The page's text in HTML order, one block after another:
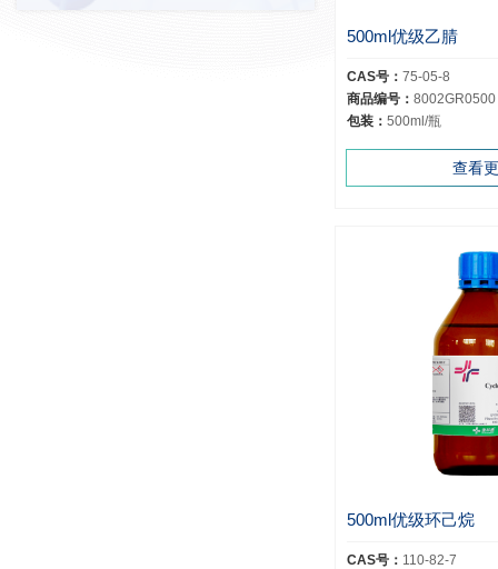
500ml优级乙腈
CAS号： 75-05-8
商品编号： 8002GR0500
包装： 500ml/瓶
查看
500ml优级环己烷
CAS号： 110-82-7